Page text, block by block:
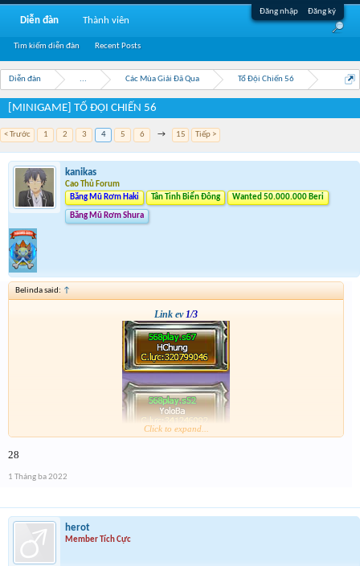
Đăng nhập Đăng ký
Diễn đàn ... Các Mùa Giải Đã Qua Tổ Đội Chiến 56
[MINIGAME] TỔ ĐỘI CHIẾN 56
< Trước 1 2 3 4 5 6 → 15 Tiếp >
kanikas
Cao Thủ Forum
Băng Mũ Rơm Haki
Tân Tinh Biển Đông Wanted 50.000.000 Beri
Băng Mũ Rơm Shura
Belinda said: ↑
Link ev1/3
Click to expand...
28
1 Tháng ba 2022
herot
Member Tích Cực
Diễn đàn
Tìm kiếm diễn đàn Recent Posts
Thành viên